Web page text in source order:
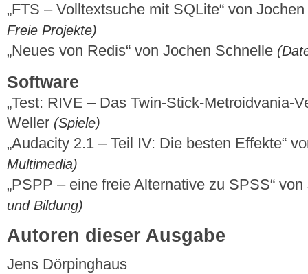
„FTS – Volltextsuche mit SQLite“ von
Freie Projekte)
„Neues von Redis“ von Jochen Schnelle
Software
„Test: RIVE – Das Twin-Stick-Metroidvania-
Weller (Spiele)
„Audacity 2.1 – Teil IV: Die besten Effekte“
Multimedia)
„PSPP – eine freie Alternative zu SPSS“
und Bildung)
Autoren dieser Ausgabe
Jens Dörpinghaus